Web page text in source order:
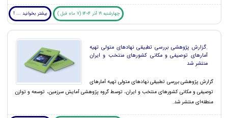
چهارشنبه 19 آذر 1404 (7 ماه قبل ) بیشتر بخوانید ... !
.گزارش پژوهشی بررسی تطبیقی نهادهای متولی تهیه
آمارهای توصیفی و مکانی کشورهای منتخب و ایران
منتشر شد
گزارش پژوهشی بررسی تطبیقی نهادهای متولی تهیه آمارهای
توصیفی و مکانی کشورهای منتخب و ایران، توسط گروه پژوهشی آمایش سرزمین، توسعه و توازن
منطقه‌ای منتشر شد.